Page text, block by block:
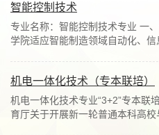
智能控制技术
专业名称：智能控制技术专业 一
学院适应智能制造领域自动化、
机电一体化技术（专本联培）
机电一体化技术专业“3+2”专本联
育厅关于开展新一轮普通本科高